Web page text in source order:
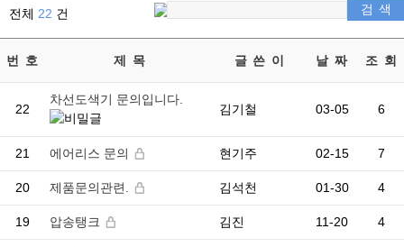
전체 22 건
번 호 제 목 글 쓴 이 날 짜 조 회
22
차선도색기 문의입니다.
김기철 03-05 6
21 에어리스 문의 현기주 02-15 7
20 제품문의관련. 김석천 01-30 4
19 압송탱크 김진 11-20 4